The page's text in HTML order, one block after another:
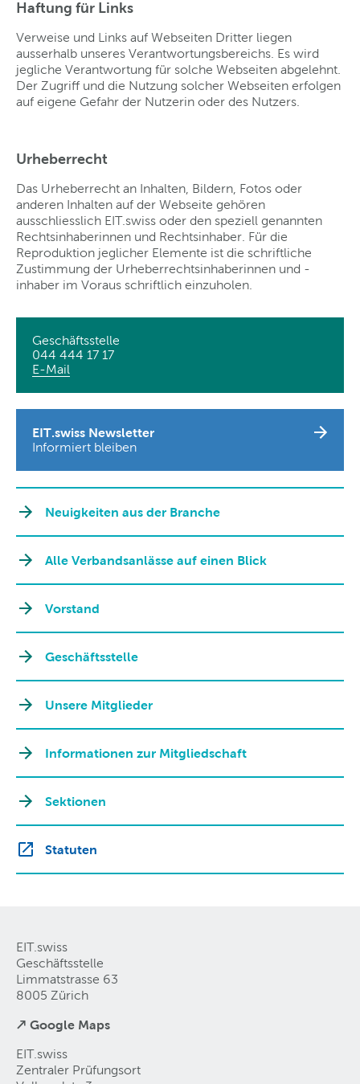
Haftung für Links
Verweise und Links auf Webseiten Dritter liegen
ausserhalb unseres Verantwortungsbereichs. Es wird
jegliche Verantwortung für solche Webseiten abgelehnt.
Der Zugriff und die Nutzung solcher Webseiten erfolgen
auf eigene Gefahr der Nutzerin oder des Nutzers.
Urheberrecht
Das Urheberrecht an Inhalten, Bildern, Fotos oder
anderen Inhalten auf der Webseite gehören
ausschliesslich EIT.swiss oder den speziell genannten
Rechtsinhaberinnen und Rechtsinhaber. Für die
Reproduktion jeglicher Elemente ist die schriftliche
Zustimmung der Urheberrechtsinhaberinnen und -
inhaber im Voraus schriftlich einzuholen.
Geschäftsstelle
044 444 17 17
E-Mail
EIT.swiss Newsletter
Informiert bleiben
Neuigkeiten aus der Branche
Alle Verbandsanlässe auf einen Blick
Vorstand
Geschäftsstelle
Unsere Mitglieder
Informationen zur Mitgliedschaft
Sektionen
Statuten
EIT.swiss
Geschäftsstelle
Limmatstrasse 63
8005 Zürich
↗ Google Maps
EIT.swiss
Zentraler Prüfungsort